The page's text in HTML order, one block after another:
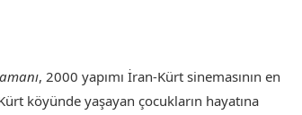
, 2000 yapımı İran-Kürt sinemasının en
köyünde yaşayan çocukların hayatına